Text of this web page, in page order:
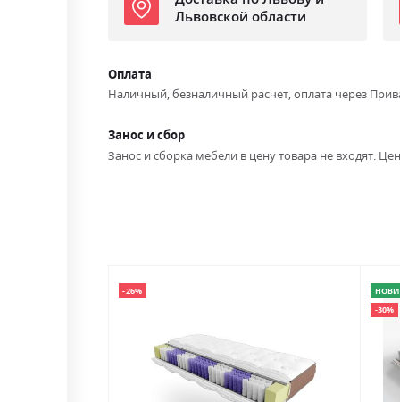
Львовской области
Оплата
Наличный, безналичный расчет, оплата через
Занос и сбор
Занос и сборка мебели в цену товара не входят.
-26%
-30%